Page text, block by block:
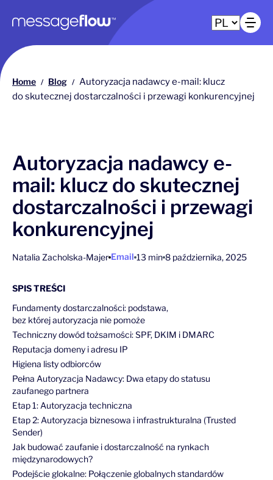
Główna nawigacja
Home / Blog / Autoryzacja nadawcy e-mail: klucz
do skutecznej dostarczalności i przewagi konkurencyjnej
Autoryzacja nadawcy e-
mail: klucz do skutecznej
dostarczalności i przewagi
konkurencyjnej
Natalia Zacholska-Majer Email 13 min 8 października, 2025
SPIS TREŚCI
Fundamenty dostarczalności: podstawa,
bez której autoryzacja nie pomoże
Techniczny dowód tożsamości: SPF, DKIM i DMARC
Reputacja domeny i adresu IP
Higiena listy odbiorców
Pełna Autoryzacja Nadawcy: Dwa etapy do statusu
zaufanego partnera
Etap 1: Autoryzacja techniczna
Etap 2: Autoryzacja biznesowa i infrastrukturalna (Trusted
Sender)
Jak budować zaufanie i dostarczalność na rynkach
międzynarodowych?
Podejście glokalne: Połączenie globalnych standardów